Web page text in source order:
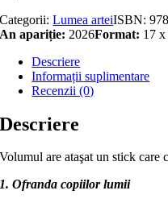
Categorii:Lumea arteiISBN:
An apariție: 2026Format: 17
Descriere
Informații suplimentare
Recenzii (0)
Descriere
Volumul are ataşat un stick care
1. Ofranda copiilor lumii